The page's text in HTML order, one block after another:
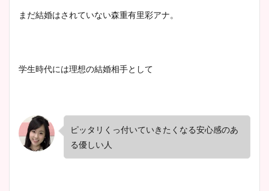
まだ結婚はされていない森重有里彩アナ。
学生時代には理想の結婚相手として
ピッタリくっ付いていきたくなる安心感のあ
る優しい人